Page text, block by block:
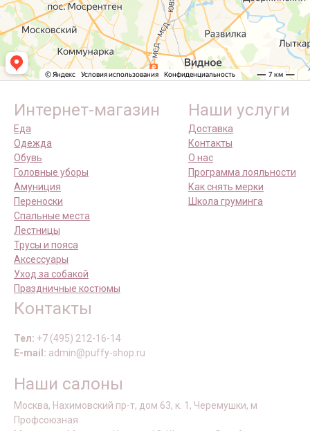
Интернет-магазин
Еда
Одежда
Обувь
Головные уборы
Амуниция
Переноски
Спальные места
Лестницы
Трусы и пояса
Аксессуары
Уход за собакой
Праздничные костюмы
Наши услуги
Доставка
Контакты
О нас
Программа лояльности
Как снять мерки
Школа груминга
Контакты
Тел: +7 (495) 212-16-14
E-mail: admin@puffy-shop.ru
Наши салоны
Москва, Нахимовский пр-т, дом 63, к. 1, Черемушки, м
Профсоюзная